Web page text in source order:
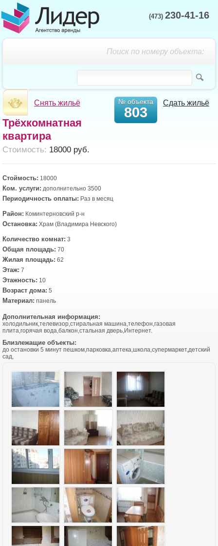
(473) 230-41-16
Поиск по номеру объекта:
Снять жильё Сдать жильё
№ объекта
803
Трёхкомнатная
квартира
Cтоимость: 18000 руб.
Стоймость: 18000
Ком. услуги: дополнительно 3500
Периодичность оплаты: Раз в месяц
Район: Коминтерновский р-н
Остановка: Храм (Владимира Невского)
Количество комнат: 3
Общая площадь: 70
Жилая площадь: 62
Этаж: 7
Этажность: 10
Возраст дома: 5
Материал: панель
Дополнительная информация:
холодильник,телевизор,стиральная машина,телефон,газовая
плита,горячая вода,балкон,стальная дверь,Интернет.
Близлежащие объекты:
до остановки 5 минут пешком,парковка,аптека,школа,супермаркет,детский
сад,